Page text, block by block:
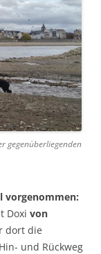
gegenüberliegenden
vorgenommen:
Doxi von
dort die
und Rückweg